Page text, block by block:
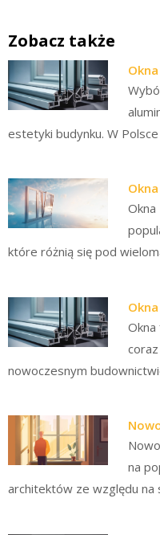
Zobacz także
estetyki budynku. W
Okna
które różnią się pod
nowoczesnym
na
architektów ze względu na